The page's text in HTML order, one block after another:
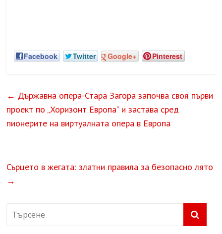
Facebook Twitter Google+ Pinterest
← Държавна опера-Стара Загора започва своя първи
проект по „Хоризонт Европа“ и застава сред
пионерите на виртуалната опера в Европа
Сърцето в жегата: златни правила за безопасно лято
→